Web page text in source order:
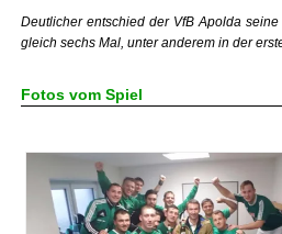
Deutlicher entschied der VfB Apolda
gleich sechs Mal, unter anderem in der
Fotos vom Spiel